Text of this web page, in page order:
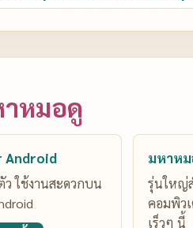
หมอดู
Android
ใช้งานสะดวกบน
มหาหม
รุ่นใหญ่
คอมพิว
เร็วๆ นี้